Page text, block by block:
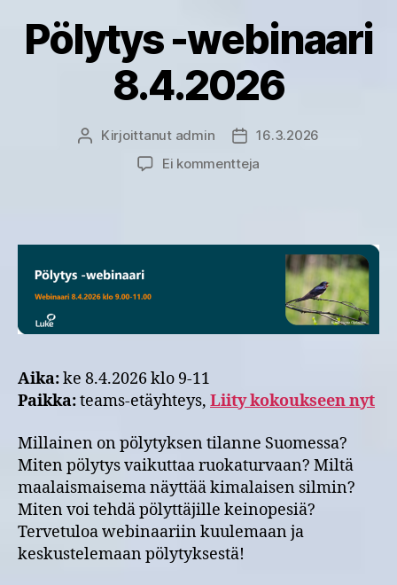
Pölytys -webinaari
8.4.2026
Kirjoittaja
Kirjoittanut admin Julkaisupäivämäärä
16.3.2026
Ei kommentteja
8.4.2026
Aika:ke 8.4.2026 klo 9-11
Paikka:teams-etäyhteys, Liity kokoukseen nyt
Millainen on pölytyksen tilanne Suomessa?
Miten pölytys vaikuttaa ruokaturvaan? Miltä
maalaismaisema näyttää kimalaisen silmin?
Miten voi tehdä pölyttäjille keinopesiä?
Tervetuloa webinaariin kuulemaan ja
keskustelemaan pölytyksestä!